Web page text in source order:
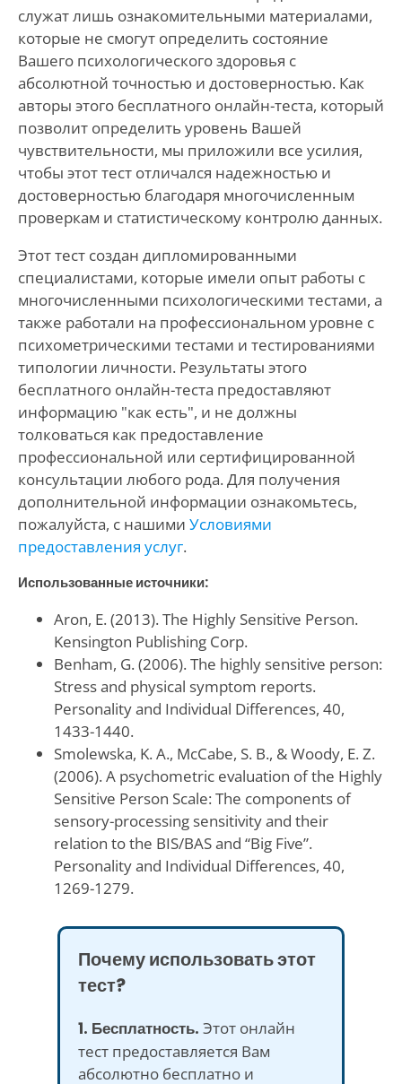
служат лишь ознакомительными материалами,
которые не смогут определить состояние
Вашего психологического здоровья с
абсолютной точностью и достоверностью. Как
авторы этого бесплатного онлайн-теста, который
позволит определить уровень Вашей
чувствительности, мы приложили все усилия,
чтобы этот тест отличался надежностью и
достоверностью благодаря многочисленным
проверкам и статистическому контролю данных.
Этот тест создан дипломированными
специалистами, которые имели опыт работы с
многочисленными психологическими тестами, а
также работали на профессиональном уровне с
психометрическими тестами и тестированиями
типологии личности. Результаты этого
бесплатного онлайн-теста предоставляют
информацию "как есть", и не должны
толковаться как предоставление
профессиональной или сертифицированной
консультации любого рода. Для получения
дополнительной информации ознакомьтесь,
пожалуйста, с нашими Условиями
предоставления услуг.
Использованные источники:
Aron, E. (2013). The Highly Sensitive Person.
Kensington Publishing Corp.
Benham, G. (2006). The highly sensitive person:
Stress and physical symptom reports.
Personality and Individual Differences, 40,
1433-1440.
Smolewska, K. A., McCabe, S. B., & Woody, E. Z.
(2006). A psychometric evaluation of the Highly
Sensitive Person Scale: The components of
sensory-processing sensitivity and their
relation to the BIS/BAS and “Big Five”.
Personality and Individual Differences, 40,
1269-1279.
Почему использовать этот
тест?
1. Бесплатность. Этот онлайн
тест предоставляется Вам
абсолютно бесплатно и